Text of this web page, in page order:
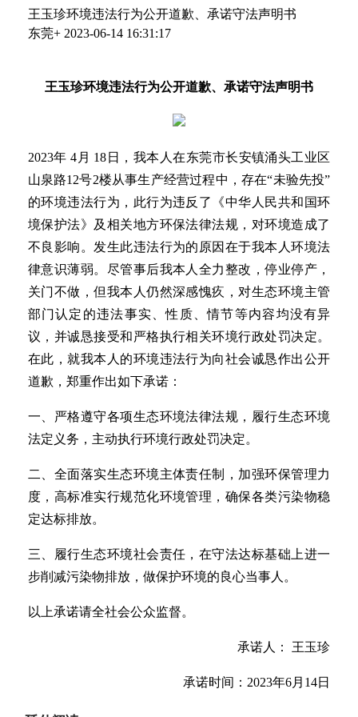
王玉珍环境违法行为公开道歉、承诺守法声明书
东莞+ 2023-06-14 16:31:17
王玉珍环境违法行为公开道歉、承诺守法声明书
2023年 4月 18日，我本人在东莞市长安镇涌头工业区
山泉路12号2楼从事生产经营过程中，存在“未验先投”
的环境违法行为，此行为违反了《中华人民共和国环
境保护法》及相关地方环保法律法规，对环境造成了
不良影响。发生此违法行为的原因在于我本人环境法
律意识薄弱。尽管事后我本人全力整改，停业停产，
关门不做，但我本人仍然深感愧疚，对生态环境主管
部门认定的违法事实、性质、情节等内容均没有异
议，并诚恳接受和严格执行相关环境行政处罚决定。
在此，就我本人的环境违法行为向社会诚恳作出公开
道歉，郑重作出如下承诺：
一、严格遵守各项生态环境法律法规，履行生态环境
法定义务，主动执行环境行政处罚决定。
二、全面落实生态环境主体责任制，加强环保管理力
度，高标准实行规范化环境管理，确保各类污染物稳
定达标排放。
三、履行生态环境社会责任，在守法达标基础上进一
步削减污染物排放，做保护环境的良心当事人。
以上承诺请全社会公众监督。
承诺人： 王玉珍
承诺时间：2023年6月14日